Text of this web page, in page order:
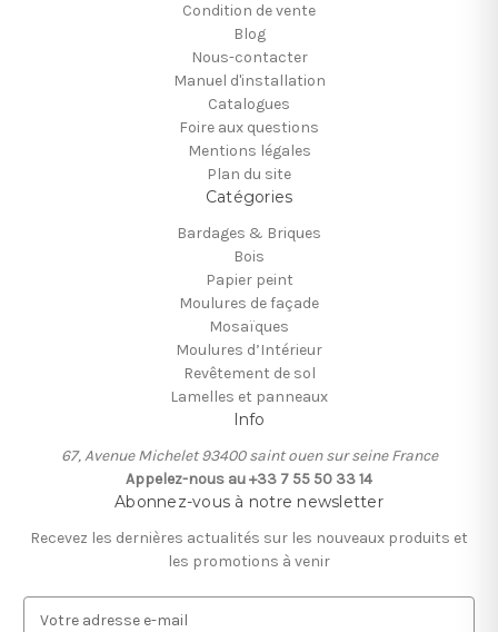
Condition de vente
Blog
Nous-contacter
Manuel d'installation
Catalogues
Foire aux questions
Mentions légales
Plan du site
Catégories
Bardages & Briques
Bois
Papier peint
Moulures de façade
Mosaïques
Moulures d’Intérieur
Revêtement de sol
Lamelles et panneaux
Info
67, Avenue Michelet 93400 saint ouen sur seine France
Appelez-nous au +33 7 55 50 33 14
Abonnez-vous à notre newsletter
Recevez les dernières actualités sur les nouveaux produits et
les promotions à venir